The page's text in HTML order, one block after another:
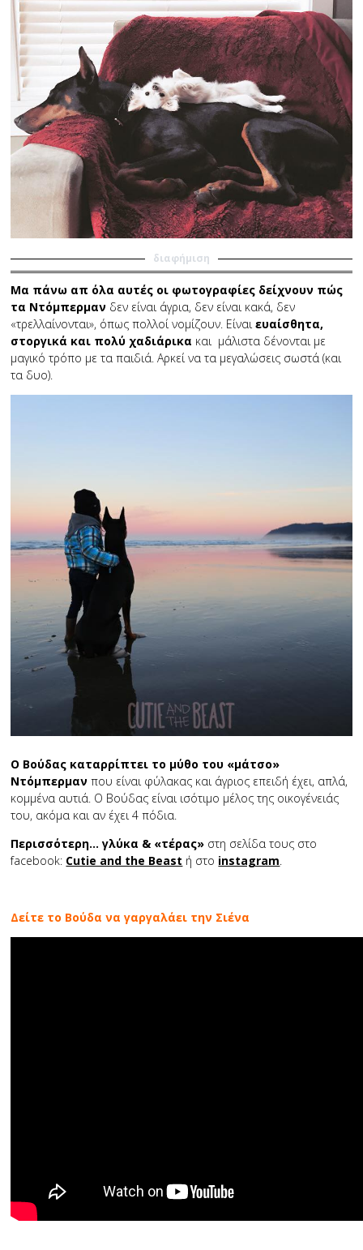
διαφήμιση
Μα πάνω απ όλα αυτές οι φωτογραφίες δείχνουν πώς
τα Ντόμπερμαν δεν είναι άγρια, δεν είναι κακά, δεν
«τρελλαίνονται», όπως πολλοί νομίζουν. Είναιευαίσθητα,
στοργικά και πολύ χαδιάρικα και μάλιστα δένονται με
μαγικό τρόπο με τα παιδιά. Αρκεί να τα μεγαλώσεις σωστά (και
τα δυο).
Ο Βούδας καταρρίπτει το μύθο του «μάτσο»
Ντόμπερμαν που είναι φύλακας και άγριος επειδή έχει, απλά,
κομμένα αυτιά. Ο Βούδας είναι ισότιμο μέλος της οικογένειάς
του, ακόμα και αν έχει 4 πόδια.
Περισσότερη… γλύκα & «τέρας» στη σελίδα τους στο
facebook: Cutie and the Beast ή στο instagram.
Δείτε το Βούδα να γαργαλάει την Σιένα